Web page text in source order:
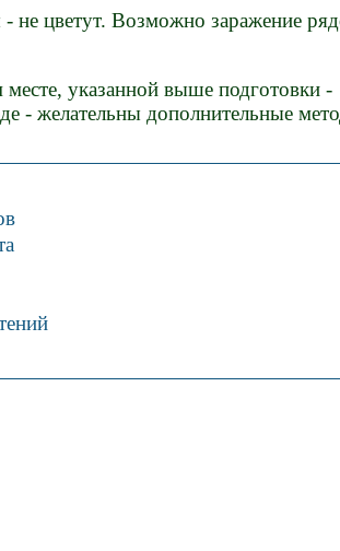
- не цветут. Возможно заражение
указанной выше подготовки -
- желательны дополнительные